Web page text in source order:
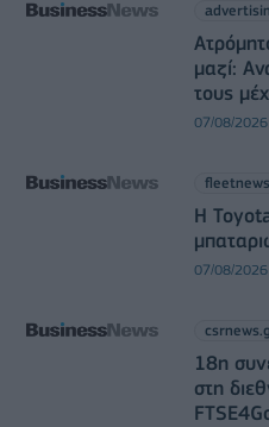
μαζί:
τους
07/08/
Η
07/08/
18η
στη